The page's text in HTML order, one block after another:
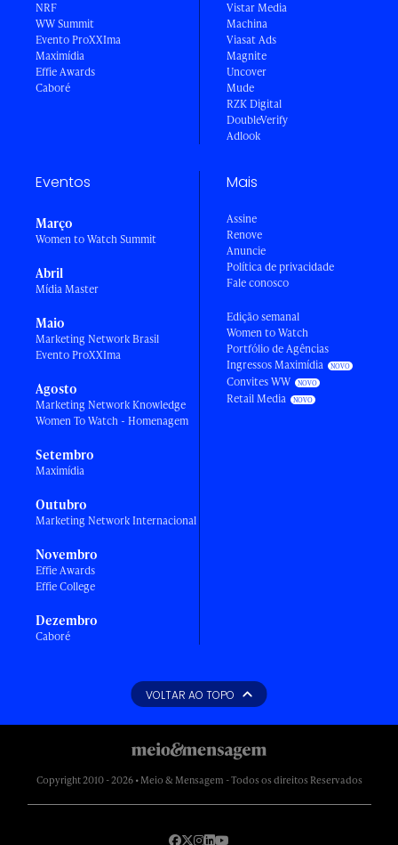
NRF
WW Summit
Evento ProXXIma
Maximídia
Effie Awards
Caboré
Vistar Media
Machina
Viasat Ads
Magnite
Uncover
Mude
RZK Digital
DoubleVerify
Adlook
Eventos
Março
Women to Watch Summit
Abril
Mídia Master
Maio
Marketing Network Brasil
Evento ProXXIma
Agosto
Marketing Network Knowledge
Women To Watch - Homenagem
Setembro
Maximídia
Outubro
Marketing Network Internacional
Novembro
Effie Awards
Effie College
Dezembro
Caboré
Mais
Assine
Renove
Anuncie
Política de privacidade
Fale conosco
Edição semanal
Women to Watch
Portfólio de Agências
Ingressos Maximídia
Convites WW
Retail Media
VOLTAR AO TOPO
Copyright 2010 - 2026 • Meio & Mensagem - Todos os direitos Reservados